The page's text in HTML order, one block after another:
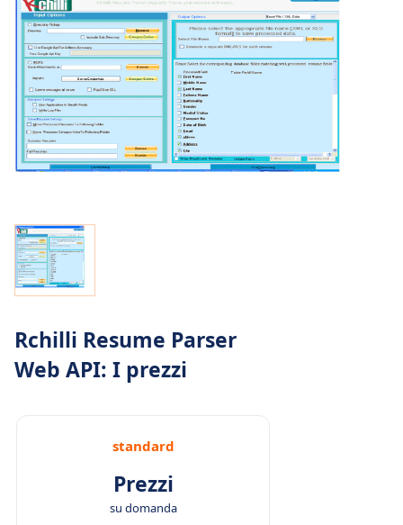
Rchilli Resume Parser
Web API: I prezzi
standard
Prezzi
su domanda